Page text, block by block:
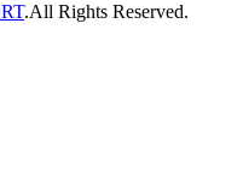
.All Rights Reserved.